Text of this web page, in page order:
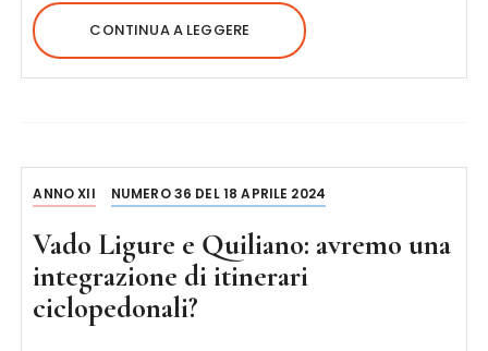
CONTINUA A LEGGERE
ANNO XII NUMERO 36 DEL 18 APRILE 2024
Vado Ligure e Quiliano: avremo una
integrazione di itinerari
ciclopedonali?